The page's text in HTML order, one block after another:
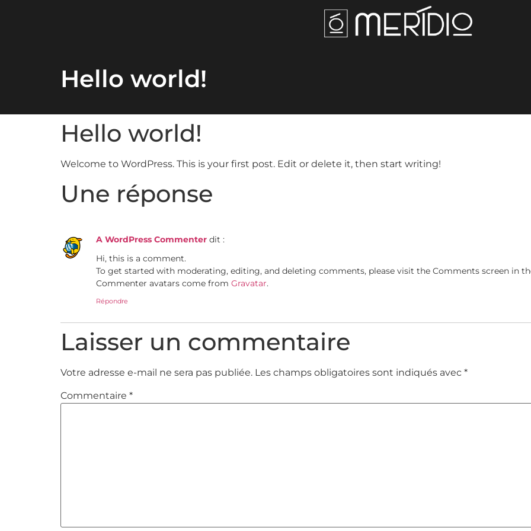
Hello world!
Hello world!
Welcome to WordPress. This is your first post. Edit or delete it, then start writing!
Une réponse
A WordPress Commenter dit :
Hi, this is a comment.
To get started with moderating, editing, and deleting comments, please visit the Comments screen in
Commenter avatars come from Gravatar.
Répondre
Laisser un commentaire
Votre adresse e-mail ne sera pas publiée. Les champs obligatoires sont indiqués avec *
Commentaire *